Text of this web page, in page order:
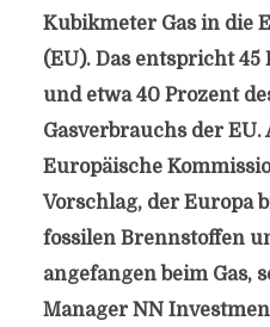
Kubikmeter Gas in die
(EU). Das entspricht
und etwa 40 Prozent
Gasverbrauchs der
Europäische
Vorschlag, der Europa
fossilen Brennstoffen
angefangen beim Gas,
Manager NN